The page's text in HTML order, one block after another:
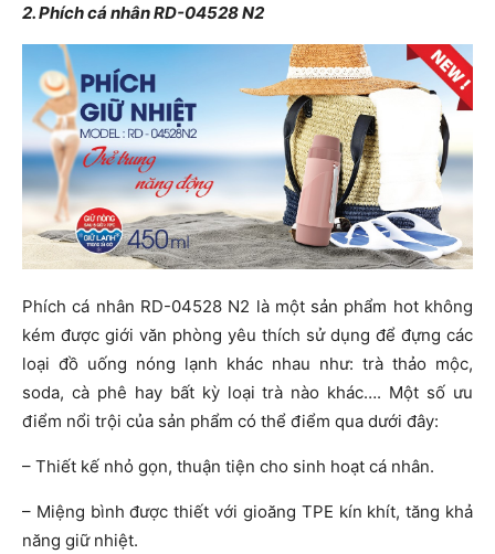
2. Phích cá nhân RD-04528 N2
Phích cá nhân RD-04528 N2 là một sản phẩm hot không
kém được giới văn phòng yêu thích sử dụng để đựng các
loại đồ uống nóng lạnh khác nhau như: trà thảo mộc,
soda, cà phê hay bất kỳ loại trà nào khác…. Một số ưu
điểm nổi trội của sản phẩm có thể điểm qua dưới đây:
– Thiết kế nhỏ gọn, thuận tiện cho sinh hoạt cá nhân.
– Miệng bình được thiết với gioăng TPE kín khít, tăng khả
năng giữ nhiệt.